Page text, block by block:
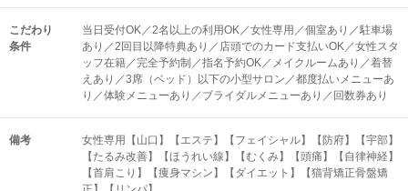
こだわり
条件
当日受付OK／2名以上の利用OK／女性専用／個室あり／駐車場
あり／2回目以降特典あり／店頭でのカード支払いOK／女性スタ
ッフ在籍／完全予約制／指名予約OK／メイクルームあり／着替
えあり／3席（ベッド）以下の小型サロン／都度払いメニューあ
り／体験メニューあり／ブライダルメニューあり／回数券あり
備考
女性専用【山口】【エステ】【フェイシャル】【防府】【宇部】
【たるみ改善】【ほうれい線】【むくみ】【頭痛】【自律神経】
【首肩こり】【痩身マシン】【ダイエット】【猫背矯正骨盤矯